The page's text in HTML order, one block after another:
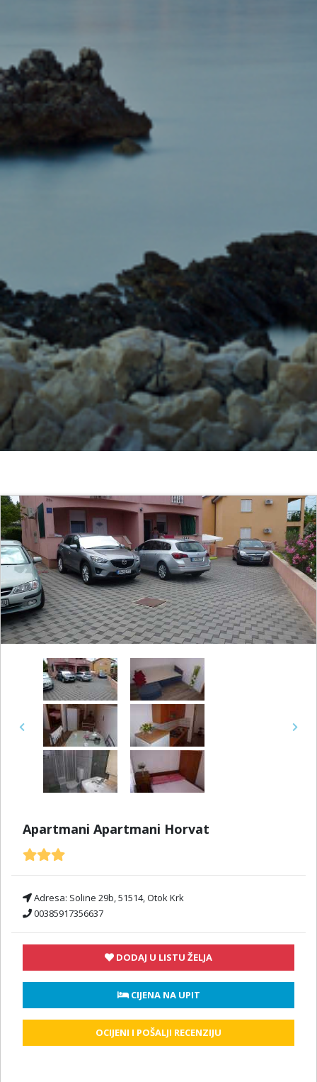
Previous Next
Apartmani Apartmani Horvat
Adresa: Soline 29b, 51514, Otok Krk
00385917356637
DODAJ U LISTU ŽELJA
CIJENA NA UPIT
OCIJENI I POŠALJI RECENZIJU